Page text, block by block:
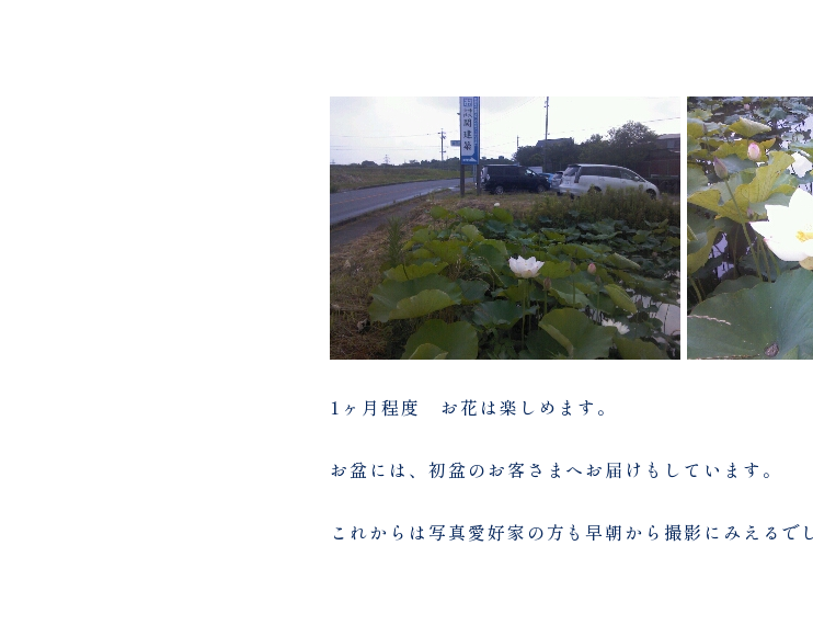
1ヶ月程度 お花は楽しめます。
お盆には、初盆のお客さまへお届けもしています。
これからは写真愛好家の方も早朝から撮影にみえるで